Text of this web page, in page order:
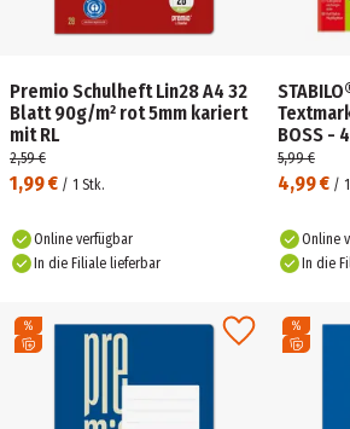
Premio Schulheft Lin28 A4 32
Blatt 90g/m² rot 5mm kariert
mit RL
1,99 € / 1 Stk.
2,59 €
Online verfügbar
In die Filiale lieferbar
BOSS -
orange,
4,99 € / 1
5,99 €
Online
In die